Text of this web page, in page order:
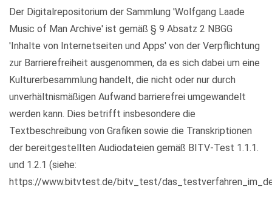
Der Digitalrepositorium der Sammlung 'Wolfgang Laade
Music of Man Archive' ist gemäß § 9 Absatz 2 NBGG
'Inhalte von Internetseiten und Apps' von der Verpflichtung
zur Barrierefreiheit ausgenommen, da es sich dabei um eine
Kulturerbesammlung handelt, die nicht oder nur durch
unverhältnismäßigen Aufwand barrierefrei umgewandelt
werden kann. Dies betrifft insbesondere die
Textbeschreibung von Grafiken sowie die Transkriptionen
der bereitgestellten Audiodateien gemäß BITV-Test 1.1.1.
und 1.2.1 (siehe:
https://www.bitvtest.de/bitv_test/